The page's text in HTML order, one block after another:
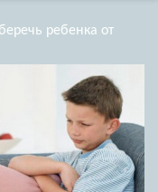
ребенка от